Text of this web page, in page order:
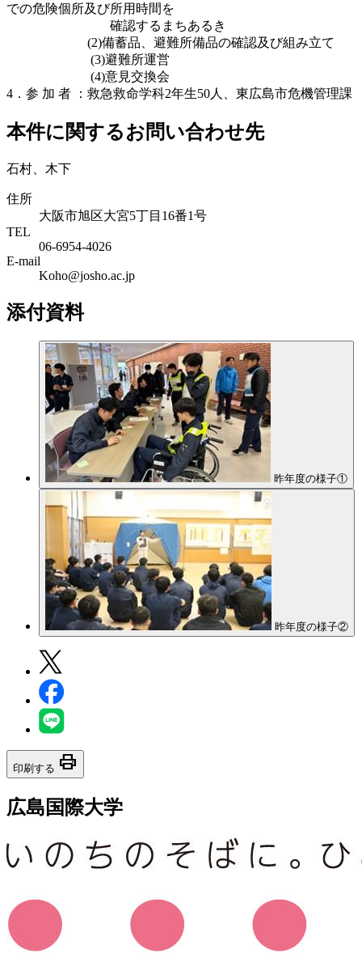
での危険個所及び所用時間を
確認するまちあるき
(2)備蓄品、避難所備品の確認及び組み立て
(3)避難所運営
(4)意見交換会
4．参 加 者 ：救急救命学科2年生50人、東広島市危機管理課
本件に関するお問い合わせ先
石村、木下
住所
大阪市旭区大宮5丁目16番1号
TEL
06-6954-4026
E-mail
Koho@josho.ac.jp
添付資料
昨年度の様子①
昨年度の様子②
印刷する print
広島国際大学